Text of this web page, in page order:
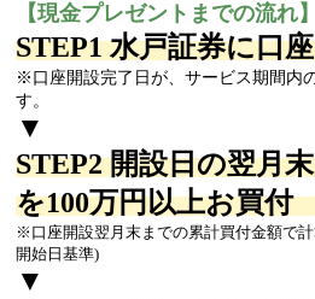
【現金プレゼントまでの流れ】
STEP1 水戸証券に
※口座開設完了日が、サービス期間内
す。
▼
STEP2 開設日の翌月
を100万円以上お買
※口座開設翌月末までの累計買付金額で
開始日基準)
▼